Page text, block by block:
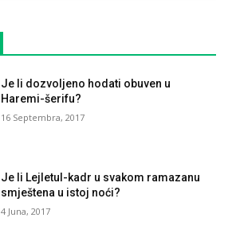
Je li dozvoljeno hodati obuven u
Haremi-šerifu?
16 Septembra, 2017
Je li Lejletul-kadr u svakom ramazanu
smještena u istoj noći?
4 Juna, 2017